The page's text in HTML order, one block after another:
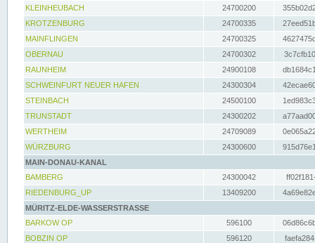
KLEINHEUBACH 24700200
KROTZENBURG
24700335
MAINFLINGEN
24700325
OBERNAU
24700302
RAUNHEIM
24900108
SCHWEINFURT NEUER HAFEN
24300304
STEINBACH
24500100
TRUNSTADT
24300202
WERTHEIM
24709089
WÜRZBURG
24300600
MAIN-DONAU-KANAL
BAMBERG
24300042
RIEDENBURG_UP
13409200
MÜRITZ-ELDE-WASSERSTRASSE
BARKOW OP
596100
BOBZIN OP
596120